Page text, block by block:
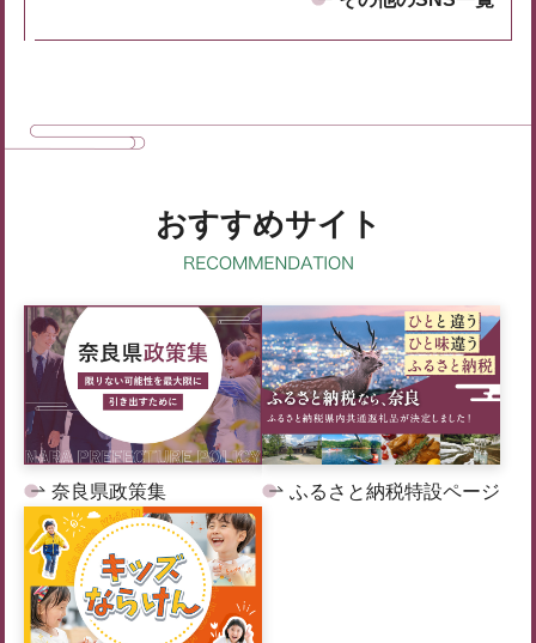
おすすめサイト
奈良県政策集 ふるさと納税特設ページ